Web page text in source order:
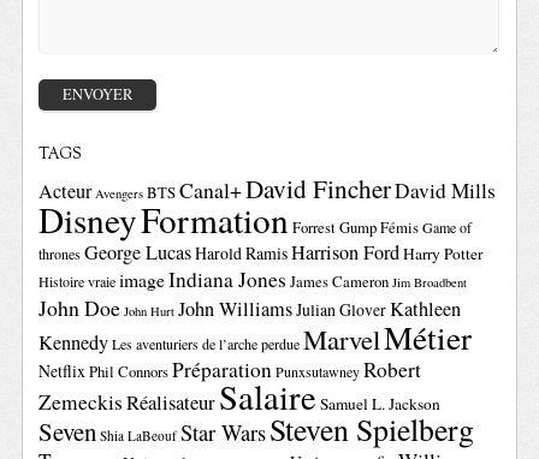
TAGS
Acteur Avengers BTSCanal+David FincherDavid Mills
DisneyFormationForrest GumpFémis Game of
thrones George LucasHarold RamisHarrison FordHarry Potter
Histoire vraie imageIndiana Jones James Cameron Jim Broadbent
John Doe John Hurt John WilliamsJulian GloverKathleen
Kennedy Les aventuriers de l’arche perdue MarvelMétier
NetflixPhil ConnorsPréparation Punxsutawney Robert
ZemeckisRéalisateurSalaire Samuel L. Jackson
Seven Shia LaBeouf Star WarsSteven Spielberg